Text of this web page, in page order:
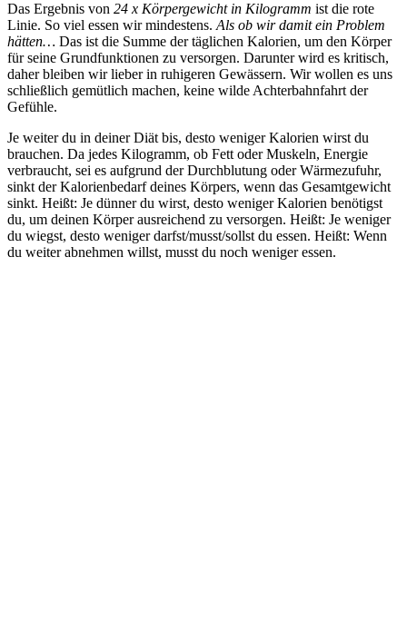
Das Ergebnis von 24 x Körpergewicht in Kilogramm ist die rote
Linie. So viel essen wir mindestens.Als ob wir damit ein Problem
hätten… Das ist die Summe der täglichen Kalorien, um den Körper
für seine Grundfunktionen zu versorgen. Darunter wird es kritisch,
daher bleiben wir lieber in ruhigeren Gewässern. Wir wollen es uns
schließlich gemütlich machen, keine wilde Achterbahnfahrt der
Gefühle.
Je weiter du in deiner Diät bis, desto weniger Kalorien wirst du
brauchen. Da jedes Kilogramm, ob Fett oder Muskeln, Energie
verbraucht, sei es aufgrund der Durchblutung oder Wärmezufuhr,
sinkt der Kalorienbedarf deines Körpers, wenn das Gesamtgewicht
sinkt. Heißt: Je dünner du wirst, desto weniger Kalorien benötigst
du, um deinen Körper ausreichend zu versorgen. Heißt: Je weniger
du wiegst, desto weniger darfst/musst/sollst du essen. Heißt: Wenn
du weiter abnehmen willst, musst du noch weniger essen.